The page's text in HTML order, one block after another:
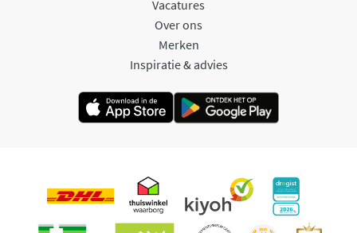
Vacatures
Over ons
Merken
Inspiratie & advies